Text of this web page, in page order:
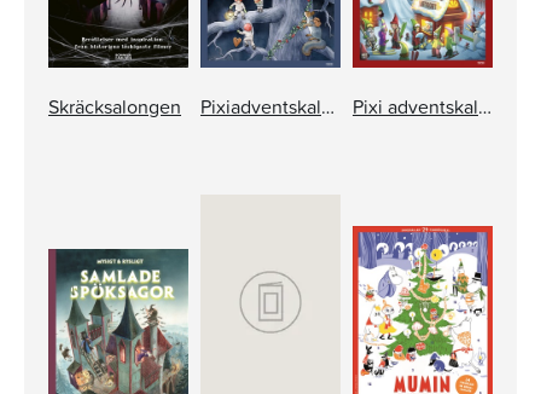
Skräcksalongen Pixiadventskalender 2026 Pixi adventskalender – Mattias Andersson